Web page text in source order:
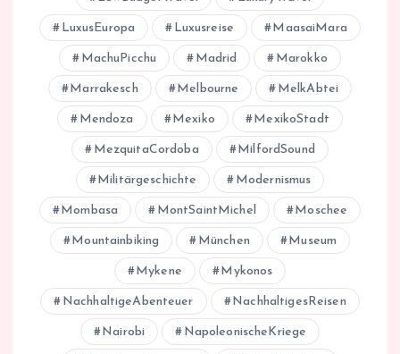
LuxusEuropa Luxusreise MaasaiMara
MachuPicchu Madrid Marokko
Marrakesch Melbourne MelkAbtei
Mendoza Mexiko MexikoStadt
MezquitaCordoba MilfordSound
Militärgeschichte Modernismus
Mombasa MontSaintMichel Moschee
Mountainbiking München Museum
Mykene Mykonos
NachhaltigeAbenteuer NachhaltigesReisen
Nairobi NapoleonischeKriege